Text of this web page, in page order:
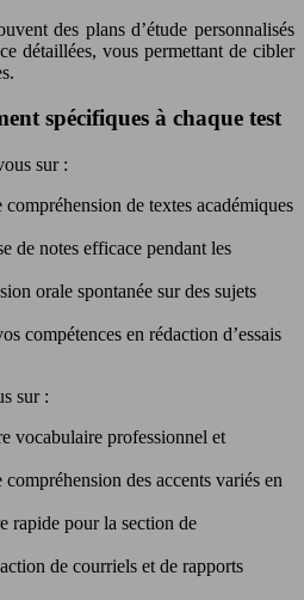
des plans d’étude personnalisés
détaillées, vous permettant de cibler
spécifiques à chaque test
sur :
de textes académiques
de notes efficace pendant les
orale spontanée sur des sujets
compétences en rédaction d’essais
sur :
vocabulaire professionnel et
des accents variés en
rapide pour la section de
de courriels et de rapports